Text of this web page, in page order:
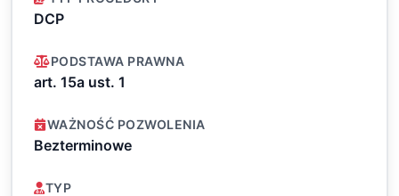
DCP
PODSTAWA PRAWNA
art. 15a ust. 1
WAŻNOŚĆ POZWOLENIA
Bezterminowe
TYP